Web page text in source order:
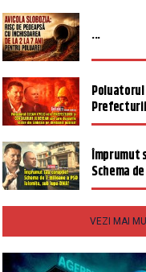
...
Poluatorul
Împrumut
Schema
VEZI MAI